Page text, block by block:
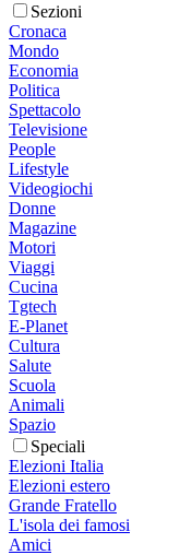
Sezioni
Cronaca
Mondo
Economia
Politica
Spettacolo
Televisione
People
Lifestyle
Videogiochi
Donne
Magazine
Motori
Viaggi
Cucina
Tgtech
E-Planet
Cultura
Salute
Scuola
Animali
Spazio
Speciali
Elezioni Italia
Elezioni estero
Grande Fratello
L'isola dei famosi
Amici